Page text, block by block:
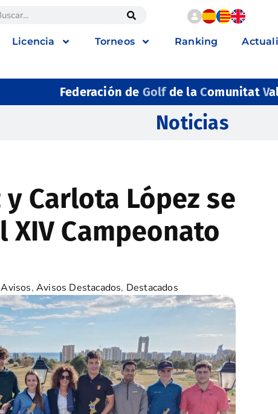
Licencia Torneos Ranking
Federación de Golfde la ComunitatV
Noticias
y Carlota López se
Campeonato
Avisos,Avisos Destacados, Destacados